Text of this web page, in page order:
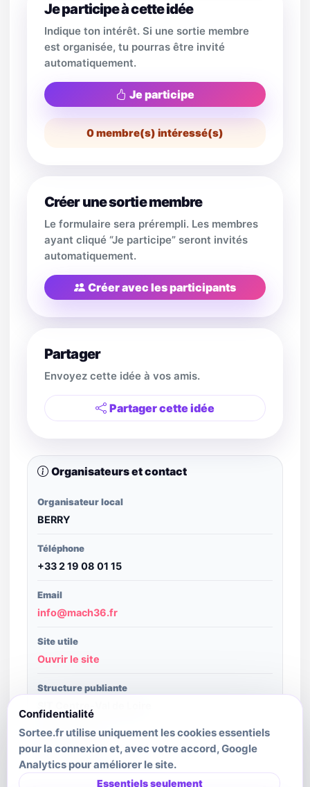
Je participe à cette idée
Indique ton intérêt. Si une sortie membre
est organisée, tu pourras être invité
automatiquement.
Je participe
0membre(s) intéressé(s)
Créer une sortie membre
Le formulaire sera prérempli. Les membres
ayant cliqué “Je participe” seront invités
automatiquement.
Créer avec les participants
Partager
Envoyez cette idée à vos amis.
Partager cette idée
Organisateurs et contact
Organisateur local
BERRY
Téléphone
+33 2 19 08 01 15
Email
info@mach36.fr
Site utile
Ouvrir le site
Structure publiante
Crédit image
2027-03-13
Dernière mise à jour source
Confidentialité
Sortee.fr utilise uniquement les cookies essentiels
pour la connexion et, avec votre accord, Google
Analytics pour améliorer le site.
Essentiels seulement